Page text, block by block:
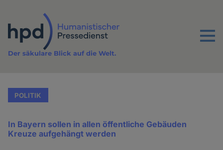
Inhalt
Menu
Der säkulare Blick auf die Welt.
POLITIK
In Bayern sollen in allen öffentliche Gebäuden
Kreuze aufgehängt werden